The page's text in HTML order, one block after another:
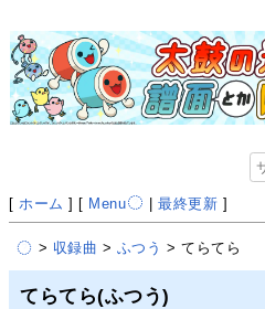
[ ホーム ] [ Menu |最終更新 ]
> 収録曲 > ふつう > てらてら
てらてら(ふつう)